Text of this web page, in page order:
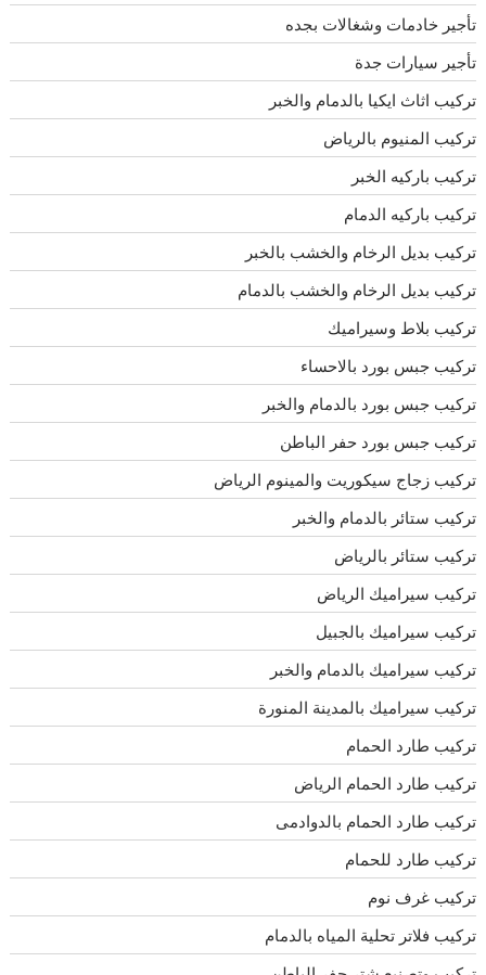
تأجير خادمات وشغالات بجده
تأجير سيارات جدة
تركيب اثاث ايكيا بالدمام والخبر
تركيب المنيوم بالرياض
تركيب باركيه الخبر
تركيب باركيه الدمام
تركيب بديل الرخام والخشب بالخبر
تركيب بديل الرخام والخشب بالدمام
تركيب بلاط وسيراميك
تركيب جبس بورد بالاحساء
تركيب جبس بورد بالدمام والخبر
تركيب جبس بورد حفر الباطن
تركيب زجاج سيكوريت والمينوم الرياض
تركيب ستائر بالدمام والخبر
تركيب ستائر بالرياض
تركيب سيراميك الرياض
تركيب سيراميك بالجبيل
تركيب سيراميك بالدمام والخبر
تركيب سيراميك بالمدينة المنورة
تركيب طارد الحمام
تركيب طارد الحمام الرياض
تركيب طارد الحمام بالدوادمى
تركيب طارد للحمام
تركيب غرف نوم
تركيب فلاتر تحلية المياه بالدمام